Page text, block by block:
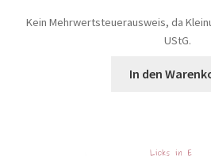
Kein Mehrwertsteuerausweis, da
UStG.
In den